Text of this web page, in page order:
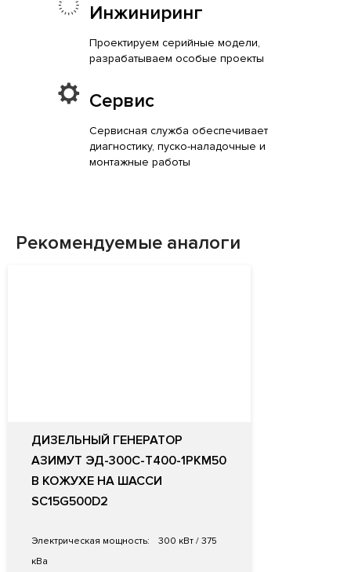
Инжиниринг
Проектируем серийные модели,
разрабатываем особые проекты
Сервис
Сервисная служба обеспечивает
диагностику, пуско-наладочные и
монтажные работы
Рекомендуемые аналоги
ДИЗЕЛЬНЫЙ ГЕНЕРАТОР
АЗИМУТ ЭД-300С-Т400-1РКМ50
В КОЖУХЕ НА ШАССИ
SC15G500D2
Электрическая мощность:
300 кВт / 375
кВа